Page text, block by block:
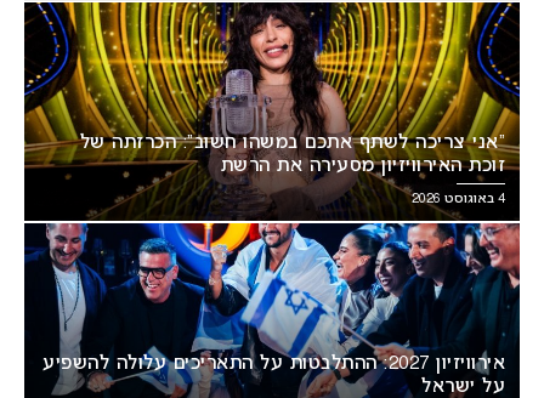
“אני צריכה לשתף אתכם במשהו חשוב”: הכרזתה של
זוכת האירוויזיון מסעירה את הרשת
4 באוגוסט 2026
אירוויזיון 2027: ההתלבטות על התאריכים עלולה להשפיע
על ישראל